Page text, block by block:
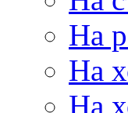
На
На
На